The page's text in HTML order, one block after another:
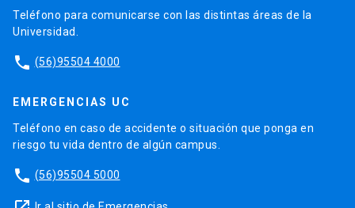
Teléfono para comunicarse con las distintas áreas de la
Universidad.
phone (56)95504 4000
EMERGENCIAS UC
Teléfono en caso de accidente o situación que ponga en
riesgo tu vida dentro de algún campus.
phone (56)95504 5000